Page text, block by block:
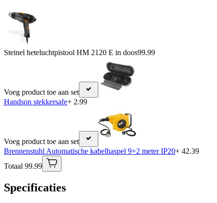
Steinel heteluchtpistool HM 2120 E in doos99.99
Voeg product toe aan set
Handson stekkersafe+ 2.99
Voeg product toe aan set
Brennenstuhl Automatische kabelhaspel 9+2 meter IP20+ 42.39
Totaal 99.99
Specificaties